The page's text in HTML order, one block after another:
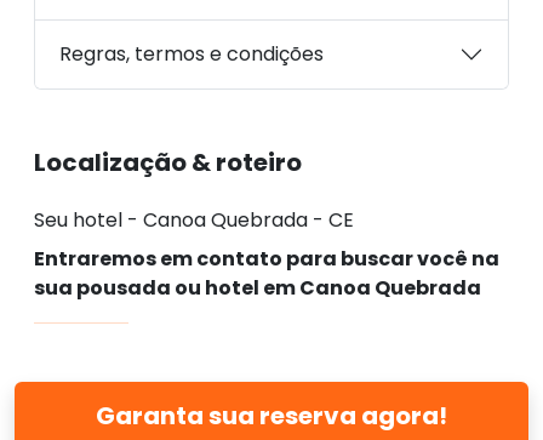
Regras, termos e condições
Localização & roteiro
Seu hotel - Canoa Quebrada - CE
Entraremos em contato para buscar você na
sua pousada ou hotel em Canoa Quebrada
Garanta sua reserva agora!